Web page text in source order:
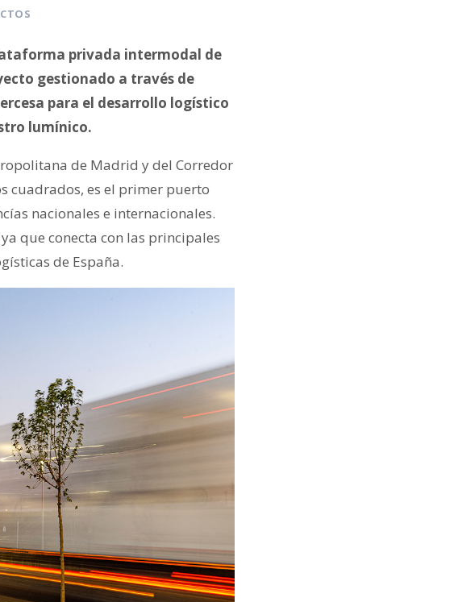
privada intermodal de
gestionado a través de
para el desarrollo logístico
lumínico.
de Madrid y del Corredor
cuadrados, es el primer puerto
nacionales e internacionales.
que conecta con las principales
de España.